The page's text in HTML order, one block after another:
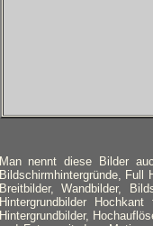
Man nennt diese Bilder
Bildschirmhintergründe, Full
Breitbilder, Wandbilder,
Hintergrundbilder
Hintergrundbilder,